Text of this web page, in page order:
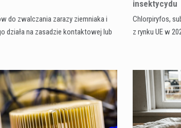
do zwalczania zarazy ziemniaka i
działa na zasadzie kontaktowej lub
insektycydu
Chlorpiryfos,
z rynku UE w